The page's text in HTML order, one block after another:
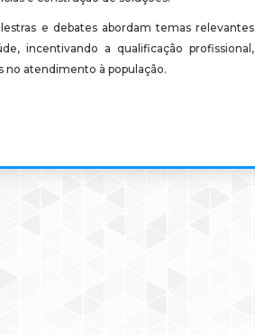
e debates abordam temas relevantes
incentivando a qualificação profissional,
no atendimento à população.